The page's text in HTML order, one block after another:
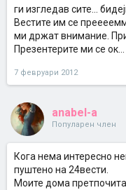
ги изгледав сите...
Вестите им се
ми држат внимание.
Презентерите ми се ок...
7 февруари 2012
anabel-a
Популарен член
Кога нема интересно
пуштено на 24вести.
Моите дома